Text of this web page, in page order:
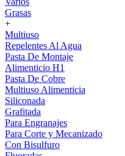
Grasas
+
Multiuso
Repelentes Al Agua
Pasta De Montaje
Alimenticio H1
Pasta De Cobre
Multiuso Alimenticia
Siliconada
Grafitada
Para Engranajes
Para Corte y Mecanizado
Con Bisulfuro